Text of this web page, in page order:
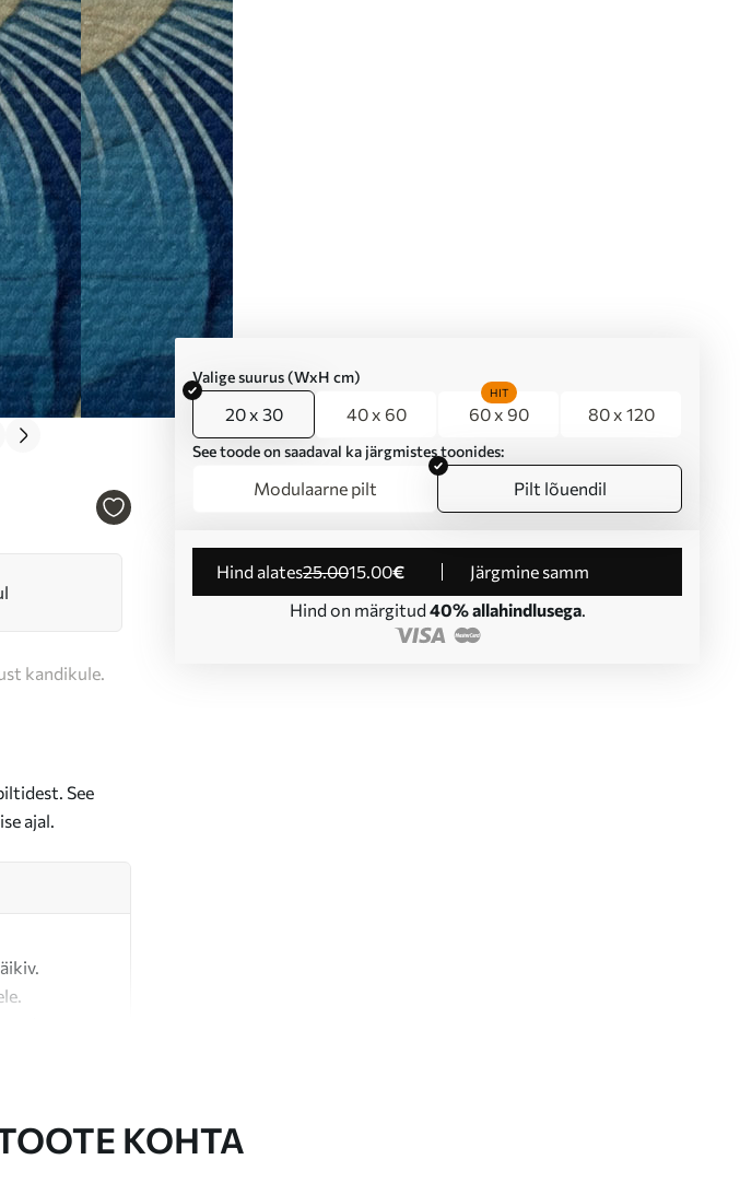
Valige suurus (WxH cm)
20 x 30 40 x 60 60 x 90
HIT
80 x 120
See toode on saadaval ka järgmistes toonides:
Modulaarne pilt Pilt lõuendil
Hind alates25.0015.00€
Järgmine samm
Hind on märgitud 40% allahindlusega.
kandikule.
See
ajal.
KOHTA